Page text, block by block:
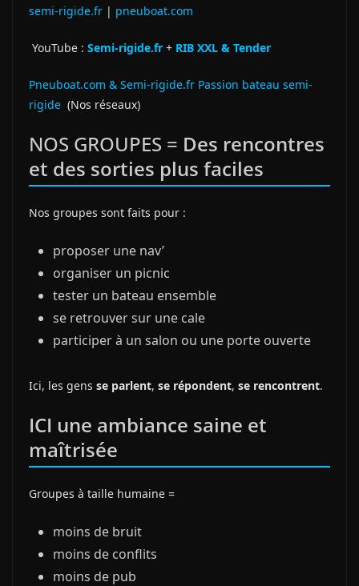
semi-rigide.fr | pneuboat.com
YouTube : Semi-rigide.fr + RIB XXL & Tender
Pneuboat.com & Semi-rigide.fr Passion bateau semi-
rigide (Nos réseaux)
NOS GROUPES = Des rencontres
et des sorties plus faciles
Nos groupes sont faits pour :
proposer une nav’
organiser un picnic
tester un bateau ensemble
se retrouver sur une cale
participer à un salon ou une porte ouverte
Ici, les gens se parlent, se répondent, se rencontrent.
ICI une ambiance saine et
maîtrisée
Groupes à taille humaine =
moins de bruit
moins de conflits
moins de pub